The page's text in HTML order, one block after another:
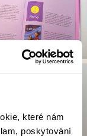
které nám
poskytování